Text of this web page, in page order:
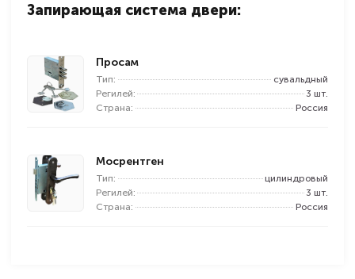
Запирающая система двери:
Просам
Тип:
сувальдный
Регилей:
3 шт.
Страна:
Россия
Мосрентген
Тип:
цилиндровый
Регилей:
3 шт.
Страна:
Россия